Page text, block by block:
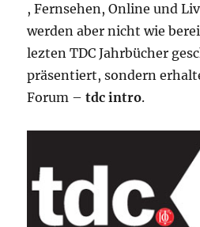
, Fernsehen, Online und
werden aber nicht wie
lezten TDC Jahrbücher
präsentiert, sondern
Forum –tdc intro.